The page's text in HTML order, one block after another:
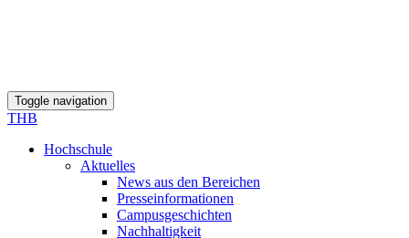
Toggle navigation
THB
Hochschule
Aktuelles
News aus den Bereichen
Presseinformationen
Campusgeschichten
Nachhaltigkeit